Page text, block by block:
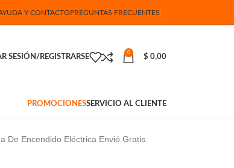
Y CONTACTOPREGUNTAS FRECUENTES
SESIÓN/REGISTRARSE
0
$ 0,00
PROMOCIONESSERVICIO AL CLIENTE
De Encendido Eléctrica Envió Gratis